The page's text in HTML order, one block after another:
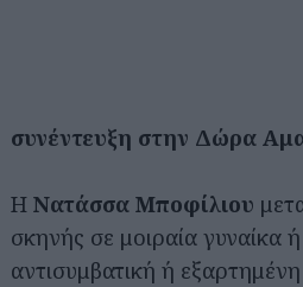
συνέντευξη στην Δώρα
Η Νατάσσα Μποφίλιου
σκηνής σε μοιραία γυναίκα
αντισυμβατική ή